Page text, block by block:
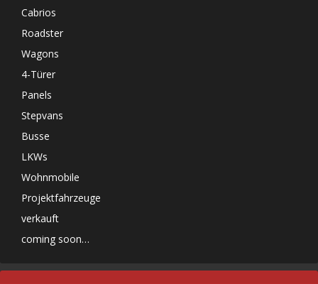
Cabrios
Roadster
Wagons
4-Türer
Panels
Stepvans
Busse
LKWs
Wohnmobile
Projektfahrzeuge
verkauft
coming soon…